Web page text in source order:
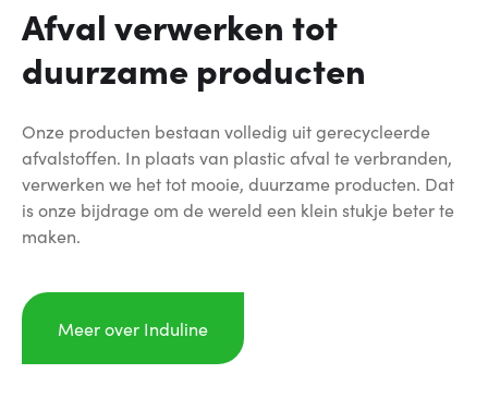
Afval verwerken tot
duurzame producten
Onze producten bestaan volledig uit gerecycleerde
afvalstoffen. In plaats van plastic afval te verbranden,
verwerken we het tot mooie, duurzame producten. Dat
is onze bijdrage om de wereld een klein stukje beter te
maken.
Meer over Induline